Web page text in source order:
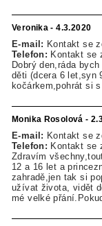
Veronika - 4.3.2020
E-mail: Kontakt se
Telefon: Kontakt se
Dobrý den,ráda
děti (dcera 6 let,syn
kočárkem,pohrát si
Monika Rosolová -
E-mail: Kontakt se
Telefon: Kontakt se
Zdravím
12 a 16 let a
zahradě,jen tak si
užívat života, vidět
mé velké